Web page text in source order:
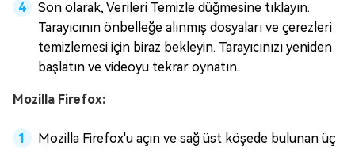
Son olarak, Verileri Temizle düğmesine tıklayın.
Tarayıcının önbelleğe alınmış dosyaları ve çerezleri
temizlemesi için biraz bekleyin. Tarayıcınızı yeniden
başlatın ve videoyu tekrar oynatın.
Mozilla Firefox:
Mozilla Firefox'u açın ve sağ üst köşede bulunan üç